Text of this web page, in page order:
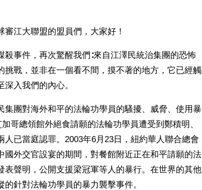
審江大聯盟的盟員們，大家好！
事件，再次驚醒我們∶來自江澤民統治集團的恐怖
挑戰，並非在一個看不間，摸不著的地方，它已經觸
入我們的內心。
團對海外和平的法輪功學員的騷擾、威脅、使用暴
哥總領館外絕食請願的法輪功學員遭受到鄭積明、
已當庭認罪。2003年6月23日，紐約華人聯合總會
外交官設宴的期間，對餐館附近正在和平請願的法
聲明，公開支援梁冠軍等人的暴行。在世界的其他
針對法輪功學員的暴力襲擊事件。